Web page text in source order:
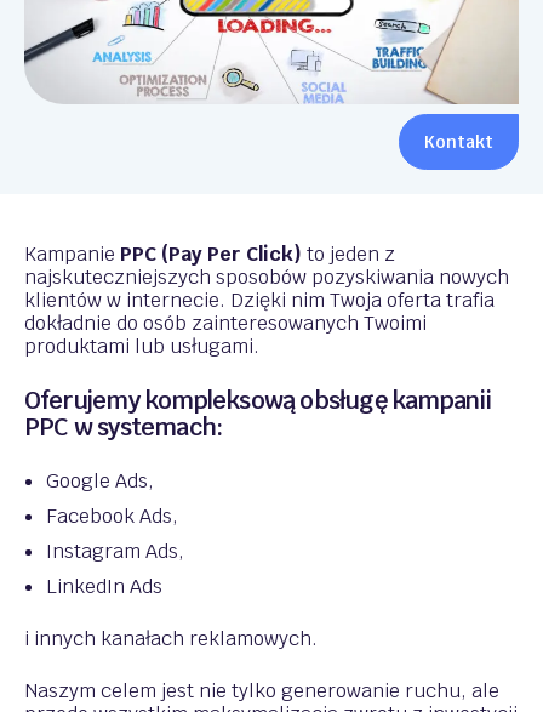
Kontakt
Kampanie PPC (Pay Per Click) to jeden z
najskuteczniejszych sposobów pozyskiwania nowych
klientów w internecie. Dzięki nim Twoja oferta trafia
dokładnie do osób zainteresowanych Twoimi
produktami lub usługami.
Oferujemy kompleksową obsługę kampanii
PPC w systemach:
Google Ads,
Facebook Ads,
Instagram Ads,
LinkedIn Ads
i innych kanałach reklamowych.
Naszym celem jest nie tylko generowanie ruchu, ale